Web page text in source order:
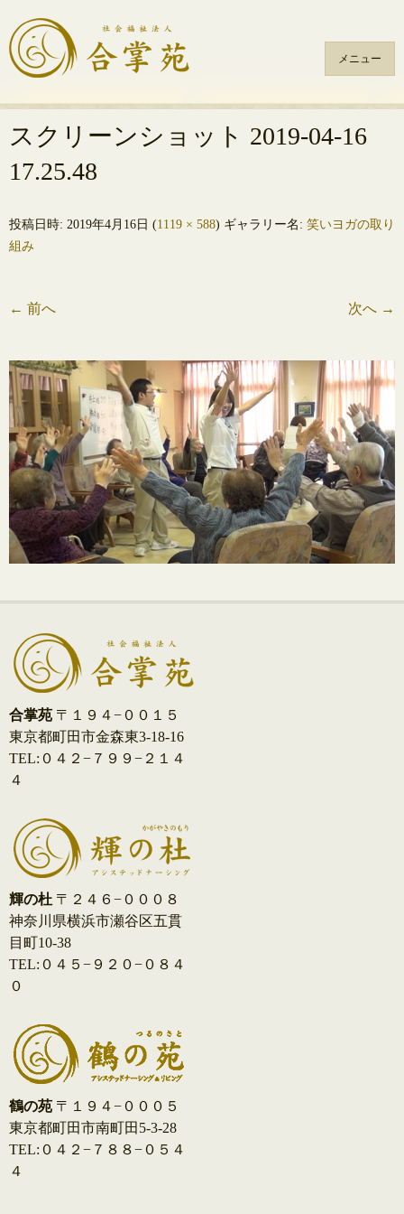
メニュー
コ
テ
ン
ス
キ
スクリーンショット 2019-04-16
17.25.48
投稿日時: 2019年4月16日 (1119 × 588) ギャラリー名: 笑いヨガの取り
組み
← 前へ 次へ →
合掌苑 〒１９４−００１５
東京都町田市金森東3-18-16
TEL:０４２−７９９−２１４
４
輝の杜 〒２４６−０００８
神奈川県横浜市瀬谷区五貫
目町10-38
TEL:０４５−９２０−０８４
０
鶴の苑 〒１９４−０００５
東京都町田市南町田5-3-28
TEL:０４２−７８８−０５４
４